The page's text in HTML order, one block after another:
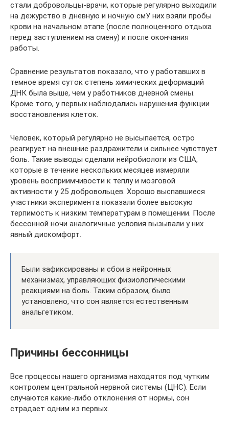
стали добровольцы-врачи, которые регулярно выходили
на дежурство в дневную и ночную смУ них взяли пробы
крови на начальном этапе (после полноценного отдыха
перед заступлением на смену) и после окончания
работы.
Сравнение результатов показало, что у работавших в
темное время суток степень химических деформаций
ДНК была выше, чем у работников дневной смены.
Кроме того, у первых наблюдались нарушения функции
восстановления клеток.
Человек, который регулярно не высыпается, остро
реагирует на внешние раздражители и сильнее чувствует
боль. Такие выводы сделали нейробиологи из США,
которые в течение нескольких месяцев измеряли
уровень восприимчивости к теплу и мозговой
активности у 25 добровольцев. Хорошо выспавшиеся
участники эксперимента показали более высокую
терпимость к низким температурам в помещении. После
бессонной ночи аналогичные условия вызывали у них
явный дискомфорт.
Были зафиксированы и сбои в нейронных
механизмах, управляющих физиологическими
реакциями на боль. Таким образом, было
установлено, что сон является естественным
анальгетиком.
Причины бессонницы
Все процессы нашего организма находятся под чутким
контролем центральной нервной системы (ЦНС). Если
случаются какие-либо отклонения от нормы, сон
страдает одним из первых.